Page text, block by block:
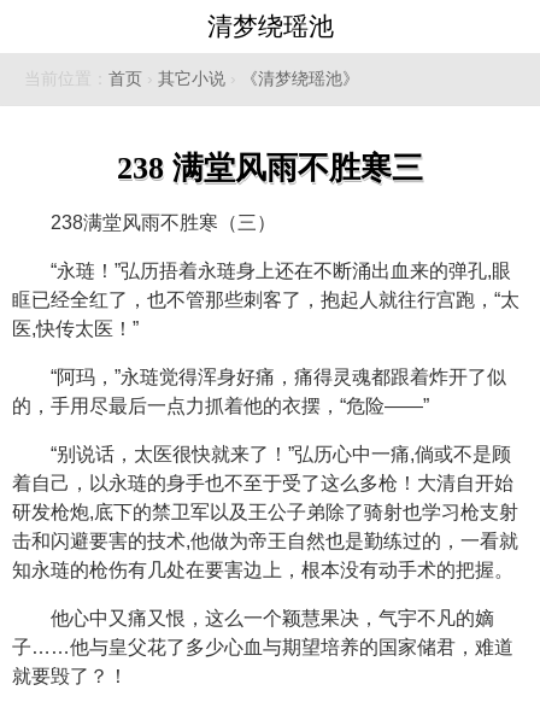
清梦绕瑶池
当前位置： 首页 › 其它小说 › 《清梦绕瑶池》
238 满堂风雨不胜寒三
238满堂风雨不胜寒（三）
“永琏！”弘历捂着永琏身上还在不断涌出血来的弹孔,眼
眶已经全红了，也不管那些刺客了，抱起人就往行宫跑，“太
医,快传太医！”
“阿玛，”永琏觉得浑身好痛，痛得灵魂都跟着炸开了似
的，手用尽最后一点力抓着他的衣摆，“危险——”
“别说话，太医很快就来了！”弘历心中一痛,倘或不是顾
着自己，以永琏的身手也不至于受了这么多枪！大清自开始
研发枪炮,底下的禁卫军以及王公子弟除了骑射也学习枪支射
击和闪避要害的技术,他做为帝王自然也是勤练过的，一看就
知永琏的枪伤有几处在要害边上，根本没有动手术的把握。
他心中又痛又恨，这么一个颖慧果决，气宇不凡的嫡
子……他与皇父花了多少心血与期望培养的国家储君，难道
就要毁了？！